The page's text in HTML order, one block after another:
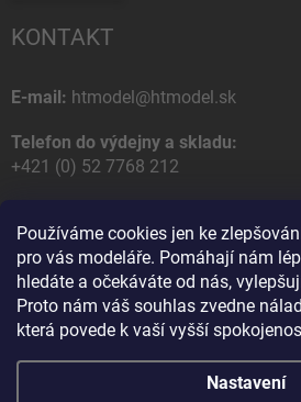
Používáme cookies jen ke
pro vás modeláře. Pomáhají nám
hledáte a očekáváte od nás,
Proto nám váš souhlas zvedne
která povede k vaší vyšší
Nastavení
KONTAKT
E-mail: htmodel@htmodel.sk
Telefon do výdejny a skladu:
+421 (0) 52 7768 212
HT model
Na letisko 49
058 01 Poprad
Slovenská Republika